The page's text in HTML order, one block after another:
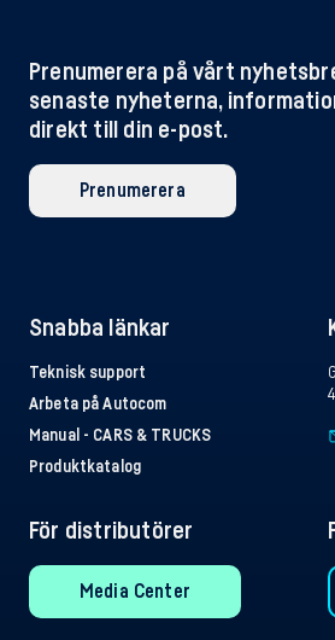
Prenumerera på vårt
senaste nyheterna,
direkt till din e-post.
Prenumerera
Snabba länkar
Teknisk support
Arbeta på Autocom
Manual - CARS & TRUCKS
Produktkatalog
För distributörer
Media Center